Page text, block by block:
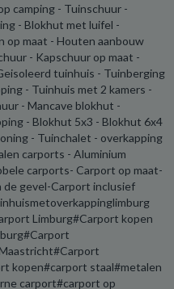
camping - Tuinschuur -
- Blokhut met luifel -
maat - Houten aanbouw
- Kapschuur op maat -
tuinhuis - Tuinberging
- Tuinhuis met 2 kamers -
- Mancave blokhut -
- Blokhut 5x3 - Blokhut 6x4
- Tuinchalet - overkapping
carports - Aluminium
carports- Carport op maat-
gevel-Carport inclusief
Limburg#Carport kopen
kopen#carport staal#metalen
carport#carport op